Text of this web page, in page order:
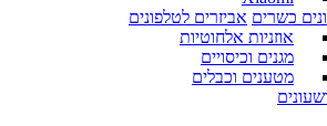
כשרים אביזרים לטלפונים
אוזניות אלחוטיות
מגנים וכיסויים
מטענים וכבלים